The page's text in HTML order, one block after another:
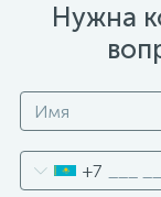
Нужна
+7